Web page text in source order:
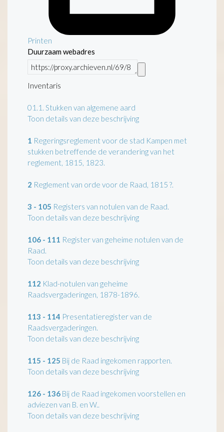
Printen
Duurzaam webadres
Inventaris
01.1. Stukken van algemene aard
Toon details van deze beschrijving
1 Regeringsreglement voor de stad Kampen met
stukken betreffende de verandering van het
reglement, 1815, 1823.
2 Reglement van orde voor de Raad, 1815 ?.
3 - 105 Registers van notulen van de Raad.
Toon details van deze beschrijving
106 - 111 Register van geheime notulen van de
Raad.
Toon details van deze beschrijving
112 Klad-notulen van geheime
Raadsvergaderingen, 1878-1896.
113 - 114 Presentatieregister van de
Raadsvergaderingen.
Toon details van deze beschrijving
115 - 125 Bij de Raad ingekomen rapporten.
Toon details van deze beschrijving
126 - 136 Bij de Raad ingekomen voorstellen en
adviezen van B. en W..
Toon details van deze beschrijving